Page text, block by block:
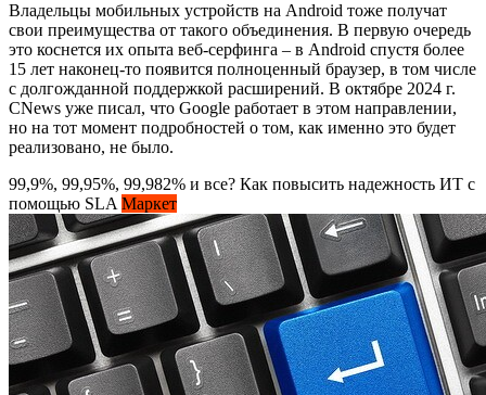
Владельцы мобильных устройств на Android тоже получат
свои преимущества от такого объединения. В первую очередь
это коснется их опыта веб-серфинга – в Android спустя более
15 лет наконец-то появится полноценный браузер, в том числе
с долгожданной поддержкой расширений. В октябре 2024 г.
CNews уже писал, что Google работает в этом направлении,
но на тот момент подробностей о том, как именно это будет
реализовано, не было.
99,9%, 99,95%, 99,982% и все? Как повысить надежность ИТ с
помощью SLA Маркет